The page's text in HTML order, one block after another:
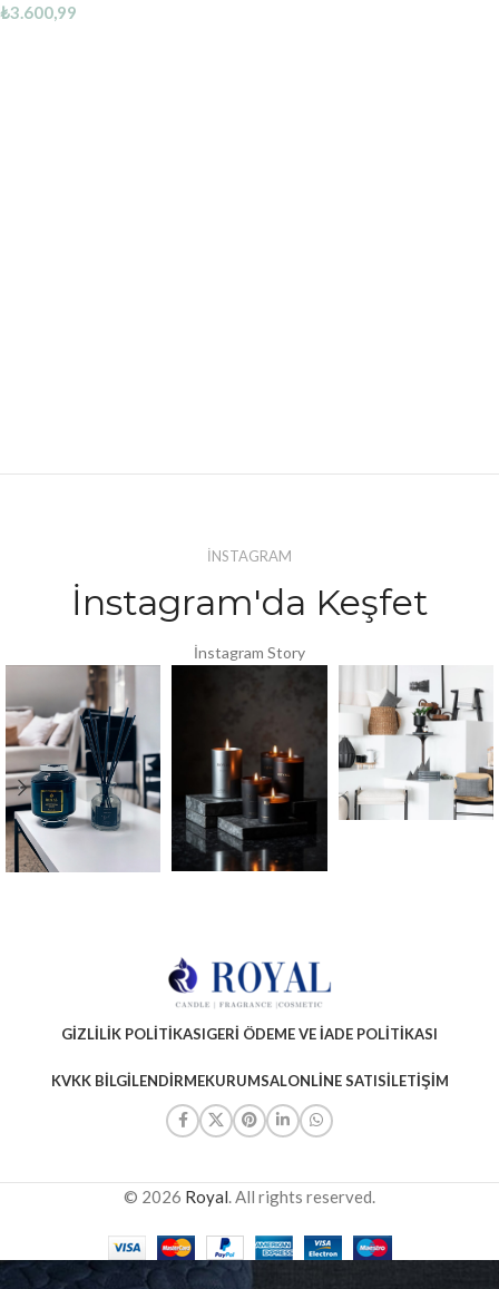
₺3.600,99
İNSTAGRAM
İnstagram'da Keşfet
İnstagram Story
GIZLILIK POLITIKASIGERI ÖDEME VE İADE POLITIKASI
KVKK BILGILENDIRMEKURUMSALONLINE SATISİLETIŞIM
© 2026 Royal. All rights reserved.